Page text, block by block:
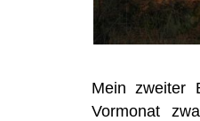
Mein zweiter
Vormonat